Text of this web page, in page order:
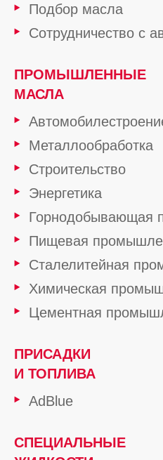
Подбор масла
Сотрудничество с
ПРОМЫШЛЕННЫЕ
МАСЛА
Металлообработка
Строительство
Энергетика
Горнодобывающая
Пищевая
Сталелитейная
Химическая
Цементная
ПРИСАДКИ
И ТОПЛИВА
AdBlue
СПЕЦИАЛЬНЫЕ